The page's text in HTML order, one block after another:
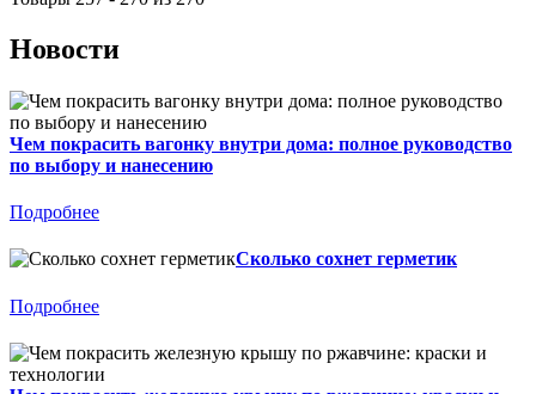
Новости
Чем покрасить вагонку внутри дома: полное руководство
по выбору и нанесению
Подробнее
Сколько сохнет герметик
Подробнее